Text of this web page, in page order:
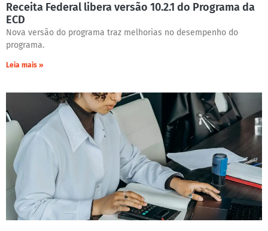
Receita Federal libera versão 10.2.1 do Programa da
ECD
Nova versão do programa traz melhorias no desempenho do
programa.
Leia mais »